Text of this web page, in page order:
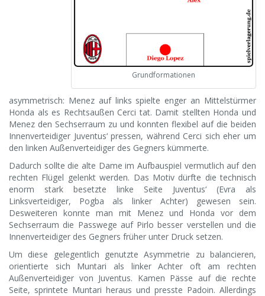
Grundformationen
asymmetrisch: Menez auf links spielte enger an Mittelstürmer
Honda als es Rechtsaußen Cerci tat. Damit stellten Honda und
Menez den Sechserraum zu und konnten flexibel auf die beiden
Innenverteidiger Juventus‘ pressen, während Cerci sich eher um
den linken Außenverteidiger des Gegners kümmerte.
Dadurch sollte die alte Dame im Aufbauspiel vermutlich auf den
rechten Flügel gelenkt werden. Das Motiv dürfte die technisch
enorm stark besetzte linke Seite Juventus‘ (Evra als
Linksverteidiger, Pogba als linker Achter) gewesen sein.
Desweiteren konnte man mit Menez und Honda vor dem
Sechserraum die Passwege auf Pirlo besser verstellen und die
Innenverteidiger des Gegners früher unter Druck setzen.
Um diese gelegentlich genutzte Asymmetrie zu balancieren,
orientierte sich Muntari als linker Achter oft am rechten
Außenverteidiger von Juventus. Kamen Pässe auf die rechte
Seite, sprintete Muntari heraus und presste Padoin. Allerdings